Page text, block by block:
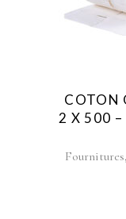
COTON
2 X 500 –
Fournitures,